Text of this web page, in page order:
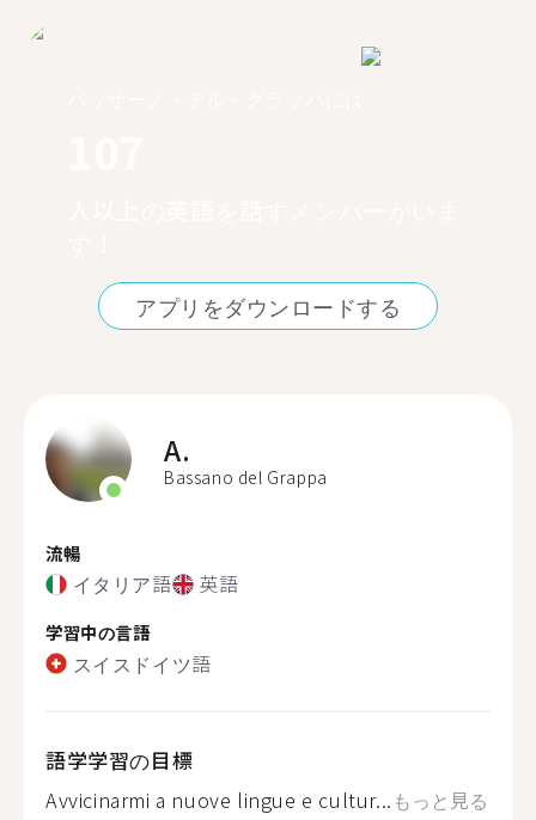
アプリをダウンロードする
A.
Bassano del Grappa
流暢
イタリア語 英語
学習中の言語
スイスドイツ語
語学学習の目標
Avvicinarmi a nuove lingue e cultur... もっと見る